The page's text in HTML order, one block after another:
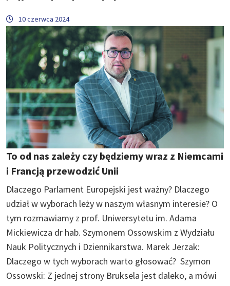
10 czerwca 2024
To od nas zależy czy będziemy wraz z Niemcami
i Francją przewodzić Unii
Dlaczego Parlament Europejski jest ważny? Dlaczego
udział w wyborach leży w naszym własnym interesie? O
tym rozmawiamy z prof. Uniwersytetu im. Adama
Mickiewicza dr hab. Szymonem Ossowskim z Wydziału
Nauk Politycznych i Dziennikarstwa. Marek Jerzak:
Dlaczego w tych wyborach warto głosować? Szymon
Ossowski: Z jednej strony Bruksela jest daleko, a mówi